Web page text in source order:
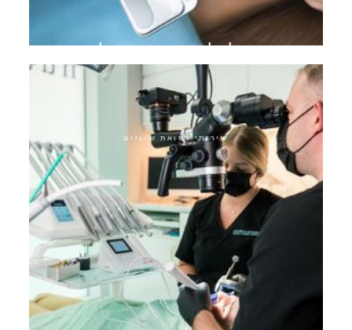
מעבר להלבנת שיניים אולטרה
שירותי רפואת שיניים